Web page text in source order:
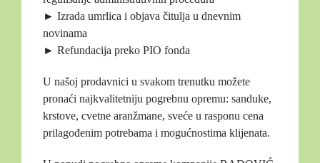
► Izrada umrlica i objava čitulja u dnevnim
novinama
► Refundacija preko PIO fonda
U našoj prodavnici u svakom trenutku možete
pronaći najkvalitetniju pogrebnu opremu: sanduke,
krstove, cvetne aranžmane, sveće u rasponu cena
prilagođenim potrebama i mogućnostima klijenata.